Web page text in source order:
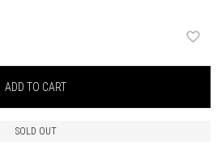
ADD TO CART
SOLD OUT